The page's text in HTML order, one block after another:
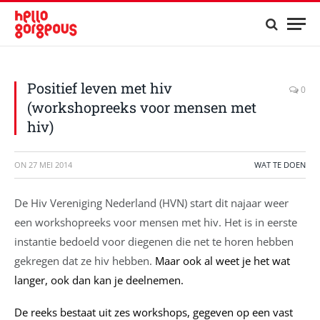
Positief leven met hiv
(workshopreeks voor mensen met
hiv)
0
ON 27 MEI 2014 WAT TE DOEN
De Hiv Vereniging Nederland (HVN) start dit najaar weer
een workshopreeks voor mensen met hiv. Het is in eerste
instantie bedoeld voor diegenen die net te horen hebben
gekregen dat ze hiv hebben. Maar ook al weet je het wat
langer, ook dan kan je deelnemen.
De reeks bestaat uit zes workshops, gegeven op een vast